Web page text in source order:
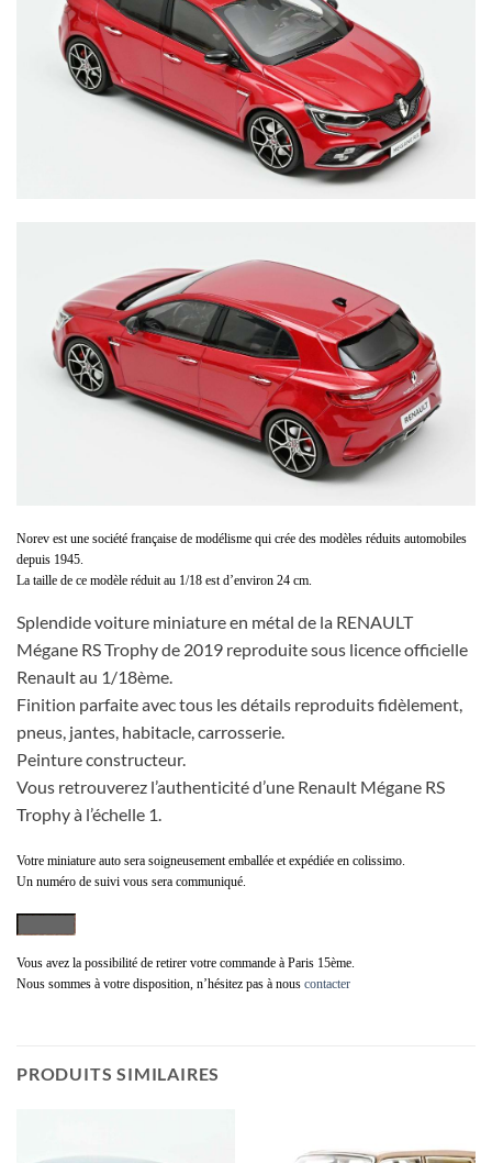
Norev est une société française de modélisme qui crée des modèles réduits automobiles
depuis 1945.
La taille de ce modèle réduit au 1/18 est d’environ 24 cm.
Splendide voiture miniature en métal de la RENAULT
Mégane RS Trophy de 2019 reproduite sous licence officielle
Renault au 1/18ème.
Finition parfaite avec tous les détails reproduits fidèlement,
pneus, jantes, habitacle, carrosserie.
Peinture constructeur.
Vous retrouverez l’authenticité d’une Renault Mégane RS
Trophy à l’échelle 1.
Votre miniature auto sera soigneusement emballée et expédiée en colissimo.
Un numéro de suivi vous sera communiqué.
Vous avez la possibilité de retirer votre commande à Paris 15ème.
Nous sommes à votre disposition, n’hésitez pas à nous contacter
PRODUITS SIMILAIRES